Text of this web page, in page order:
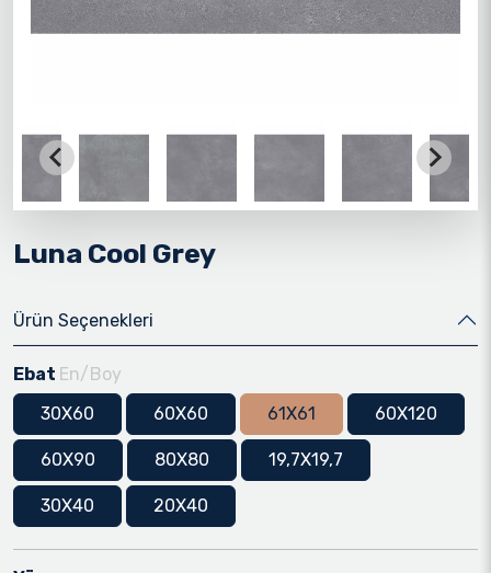
Luna Cool Grey
Ürün Seçenekleri
Ebat En/Boy
30X60
60X60 61X61 60X120
60X90 80X80 19,7X19,7
30X40 20X40